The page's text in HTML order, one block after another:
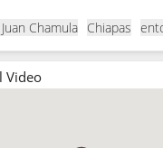
Chamula Chiapas
Video